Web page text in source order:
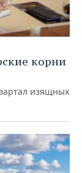
корни
изящных